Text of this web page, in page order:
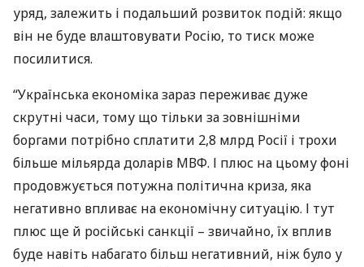
уряд, залежить і подальший розвиток подій: якщо
він не буде влаштовувати Росію, то тиск може
посилитися.
“Українська економіка зараз переживає дуже
скрутні часи, тому що тільки за зовнішніми
боргами потрібно сплатити 2,8 млрд Росії і трохи
більше мільярда доларів МВФ. І плюс на цьому фоні
продовжується потужна політична криза, яка
негативно впливає на економічну ситуацію. І тут
плюс ще й російські санкції – звичайно, їх вплив
буде навіть набагато більш негативний, ніж було у